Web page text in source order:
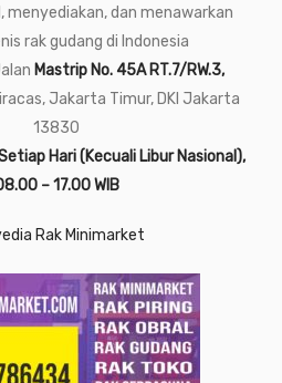
menyediakan, dan menawarkan
rak gudang di Indonesia
Mastrip No. 45A RT.7/RW.3,
Jakarta Timur, DKI Jakarta
13830
Hari (Kecuali Libur Nasional),
– 17.00 WIB
Rak Minimarket